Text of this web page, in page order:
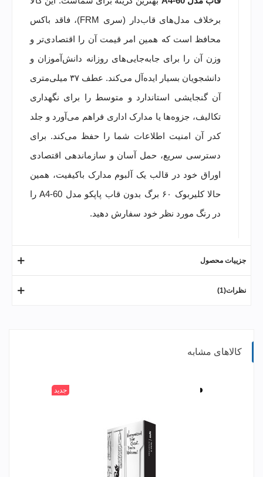
برخلاف مدل‌های قاب‌دار (سری FRM)، فاقد باکس
محافظ است که همین امر قیمت آن را اقتصادی‌تر و
وزن آن را برای جابه‌جایی‌های روزانه دانش‌آموزان و
دانشجویان بسیار ایده‌آل می‌کند. عطف ۳۷ میلی‌متری
آن گنجایشی استاندارد و متوسط را برای نگهداری
تکالیف، جزوه‌ها یا مدارک اداری فراهم می‌آورد و جلد
کدر آن امنیت اطلاعات شما را حفظ می‌کند. برای
دسترسی سریع، حمل آسان و سازماندهی اقتصادی
اوراق خود در قالب یک آلبوم مدارک باکیفیت، همین
حالا کلیربوک ۶۰ برگ بدون قاب پاپکو مدل A4-60 را
در رنگ مورد نظر خود سفارش دهید.
جزییات محصول
نظرات(1)
کالاهای مشابه
سفید جدید